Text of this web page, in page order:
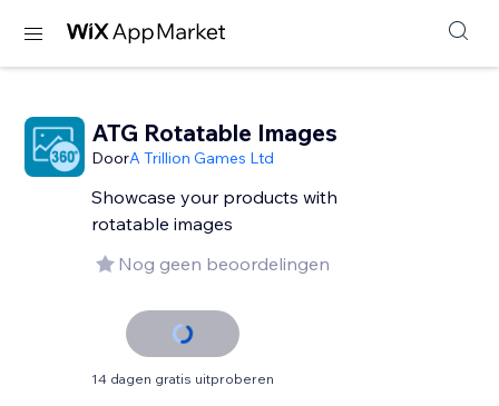
ATG Rotatable Images
DoorA Trillion Games Ltd
Showcase your products with
rotatable images
Nog geen beoordelingen
14 dagen gratis uitproberen